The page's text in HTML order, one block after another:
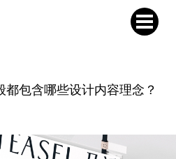
包含哪些设计内容理念？